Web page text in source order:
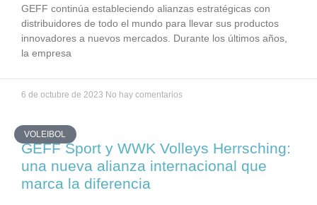
GEFF continúa estableciendo alianzas estratégicas con
distribuidores de todo el mundo para llevar sus productos
innovadores a nuevos mercados. Durante los últimos años,
la empresa
6 de octubre de 2023 No hay comentarios
VOLEIBOL
GEFF Sport y WWK Volleys Herrsching:
una nueva alianza internacional que
marca la diferencia